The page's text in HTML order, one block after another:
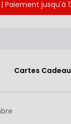
Paiement jusqu'à
Cartes